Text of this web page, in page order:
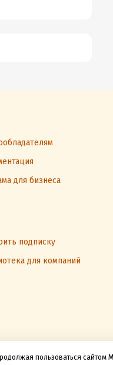
пользоваться сайтом
для бизнеса
подписку
для компаний